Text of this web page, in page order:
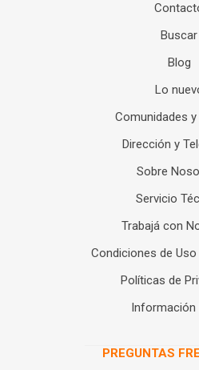
Buscar
Blog
Lo
Comunidades
Dirección y
Sobre
Servicio
Trabajá con
Condiciones de
Políticas de
Información
PREGUNTAS